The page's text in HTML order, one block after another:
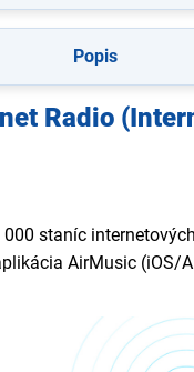
Popis
Radio
000 staníc
AirMusic (iOS/